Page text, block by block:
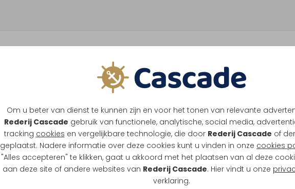
Om u beter van dienst te kunnen zijn en voor het tonen van relevante
Rederij Cascade gebruik van functionele, analytische, social media,
tracking cookies en vergelijkbare technologie, die door Rederij Cascade of
geplaatst. Nadere informatie over deze cookies kunt u vinden in onze cookies
"Alles accepteren" te klikken, gaat u akkoord met het plaatsen van al deze
aan deze site of andere websites van Rederij Cascade. Hier vindt u onze
verklaring.